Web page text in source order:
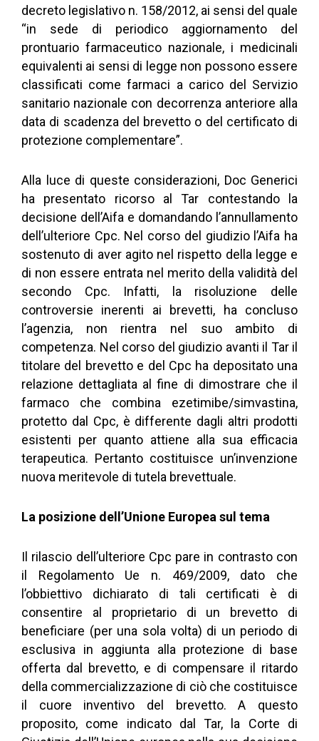
decreto legislativo n. 158/2012, ai sensi del quale
“in sede di periodico aggiornamento del
prontuario farmaceutico nazionale, i medicinali
equivalenti ai sensi di legge non possono essere
classificati come farmaci a carico del Servizio
sanitario nazionale con decorrenza anteriore alla
data di scadenza del brevetto o del certificato di
protezione complementare”.
Alla luce di queste considerazioni, Doc Generici
ha presentato ricorso al Tar contestando la
decisione dell’Aifa e domandando l’annullamento
dell’ulteriore Cpc. Nel corso del giudizio l’Aifa ha
sostenuto di aver agito nel rispetto della legge e
di non essere entrata nel merito della validità del
secondo Cpc. Infatti, la risoluzione delle
controversie inerenti ai brevetti, ha concluso
l’agenzia, non rientra nel suo ambito di
competenza. Nel corso del giudizio avanti il Tar il
titolare del brevetto e del Cpc ha depositato una
relazione dettagliata al fine di dimostrare che il
farmaco che combina ezetimibe/simvastina,
protetto dal Cpc, è differente dagli altri prodotti
esistenti per quanto attiene alla sua efficacia
terapeutica. Pertanto costituisce un’invenzione
nuova meritevole di tutela brevettuale.
La posizione dell’Unione Europea sul tema
Il rilascio dell’ulteriore Cpc pare in contrasto con
il Regolamento Ue n. 469/2009, dato che
l’obbiettivo dichiarato di tali certificati è di
consentire al proprietario di un brevetto di
beneficiare (per una sola volta) di un periodo di
esclusiva in aggiunta alla protezione di base
offerta dal brevetto, e di compensare il ritardo
della commercializzazione di ciò che costituisce
il cuore inventivo del brevetto. A questo
proposito, come indicato dal Tar, la Corte di